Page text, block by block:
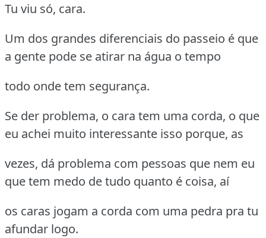
Tu viu só, cara.
Um dos grandes diferenciais do passeio é que
a gente pode se atirar na água o tempo
todo onde tem segurança.
Se der problema, o cara tem uma corda, o que
eu achei muito interessante isso porque, as
vezes, dá problema com pessoas que nem eu
que tem medo de tudo quanto é coisa, aí
os caras jogam a corda com uma pedra pra tu
afundar logo.